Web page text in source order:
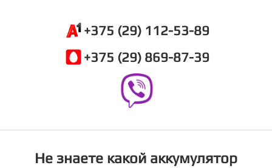
+375 (29) 112-53-89
+375 (29) 869-87-39
Не знаете какой аккумулятор